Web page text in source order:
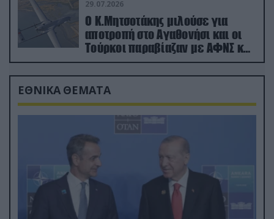
29.07.2026
Ο Κ.Μητσοτάκης μιλούσε για
αποτροπή στο Αγαθονήσι και οι
Τούρκοι παραβίαζαν με ΑΦΝΣ και
drone
ΕΘΝΙΚΑ ΘΕΜΑΤΑ